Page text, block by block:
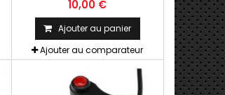
10,00 €
Ajouter au panier
Ajouter au comparateur